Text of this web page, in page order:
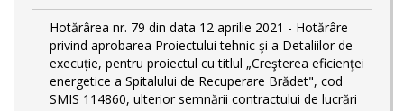
Hotărârea nr. 79 din data 12 aprilie 2021 - Hotărâre
privind aprobarea Proiectului tehnic şi a Detaliilor de
execuție, pentru proiectul cu titlul „Creşterea eficienţei
energetice a Spitalului de Recuperare Brădet", cod
SMIS 114860, ulterior semnării contractului de lucrări